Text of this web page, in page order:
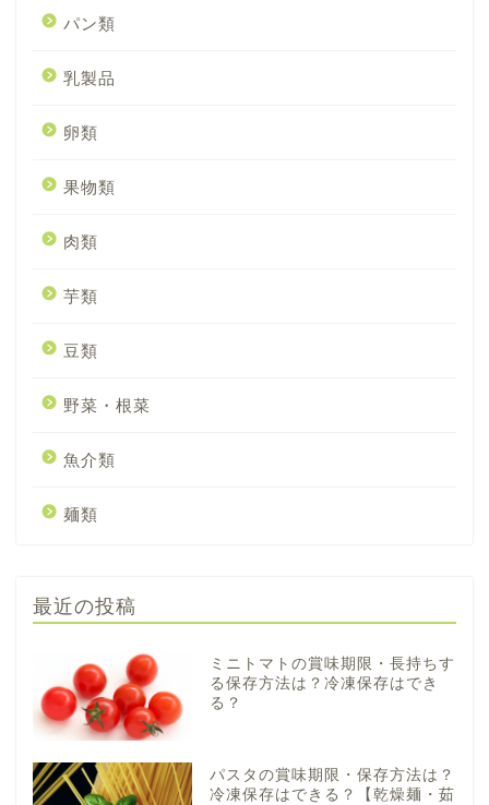
パン類
乳製品
卵類
果物類
肉類
芋類
豆類
野菜・根菜
魚介類
麺類
最近の投稿
ミニトマトの賞味期限・長持ちす
る保存方法は？冷凍保存はでき
る？
パスタの賞味期限・保存方法は？
冷凍保存はできる？【乾燥麺・茹